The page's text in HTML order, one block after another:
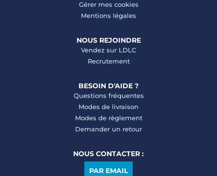
Gérer mes cookies
Mentions légales
NOUS REJOINDRE
Vendez sur LDLC
Recrutement
BESOIN D'AIDE ?
Questions fréquentes
Modes de livraison
Modes de règlement
Demander un retour
NOUS CONTACTER :
PAR EMAIL